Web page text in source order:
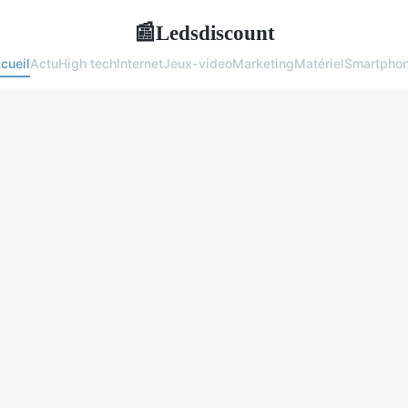
📰Ledsdiscount
ActuHigh techInternetJeux-videoMarketingMatériel